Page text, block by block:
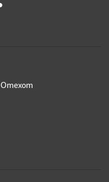
Omexom